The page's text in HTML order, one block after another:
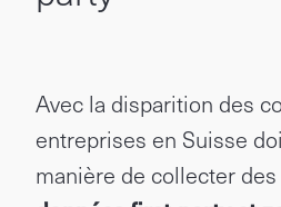
Avec la disparition des
entreprises en Suisse
manière de collecter